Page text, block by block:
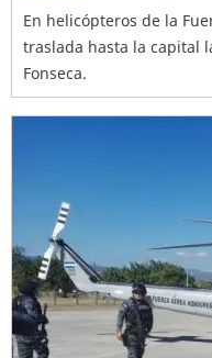
En helicópteros de la
traslada hasta la capital
Fonseca.